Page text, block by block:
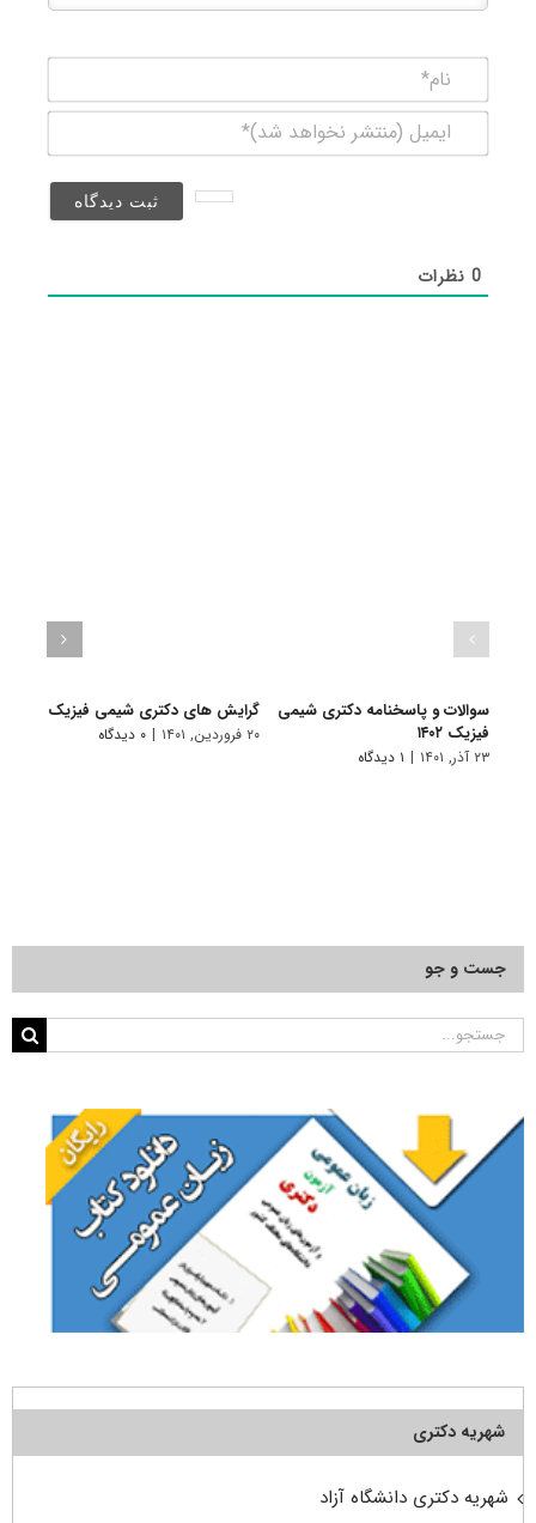
(منتشر
0نظرات
سوالات و پاسخنامه دکتری شیمی
فیزیک ۱۴۰۲
۲۳ آذر, ۱۴۰۱ | ۱ دیدگاه
گرایش های دکتری شیمی ﻓﻴﺰیک
۲۰ فروردین, ۱۴۰۱ | ۰ دیدگاه
جست و جو
جستجو
شهریه دکتری
شهریه دکتری دانشگاه آزاد